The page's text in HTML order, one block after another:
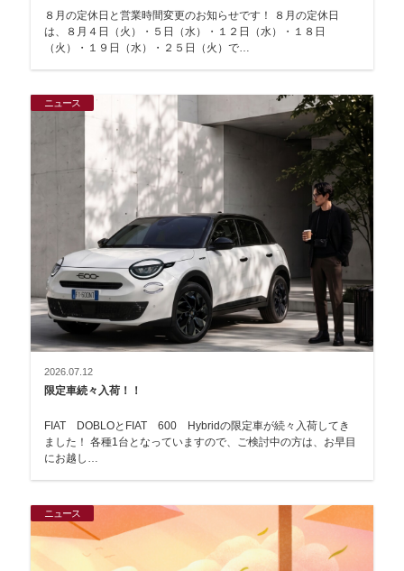
８月の定休日と営業時間変更のお知らせです！ ８月の定休日
は、８月４日（火）・５日（水）・１２日（水）・１８日
（火）・１９日（水）・２５日（火）で…
ニュース
2026.07.12
限定車続々入荷！！
FIAT DOBLOとFIAT 600 Hybridの限定車が続々入荷してき
ました！ 各種1台となっていますので、ご検討中の方は、お早目
にお越し…
ニュース